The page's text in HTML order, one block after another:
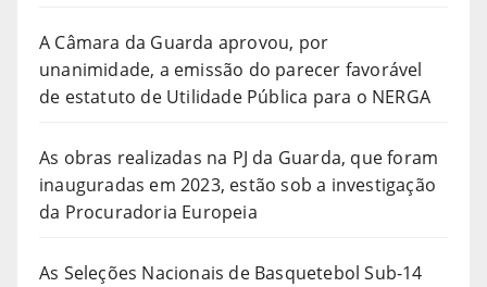
A Câmara da Guarda aprovou, por
unanimidade, a emissão do parecer favorável
de estatuto de Utilidade Pública para o NERGA
As obras realizadas na PJ da Guarda, que foram
inauguradas em 2023, estão sob a investigação
da Procuradoria Europeia
As Seleções Nacionais de Basquetebol Sub-14